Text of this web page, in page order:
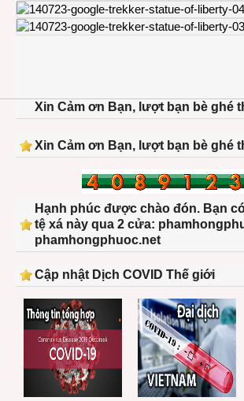
Xin Cảm ơn Bạn, lượt bạn bè ghé
Xin Cảm ơn Bạn, lượt bạn bè ghé
Hạnh phúc được chào đón. Bạn
tệ xá này qua 2 cửa:
phamhongphuoc.net
Cập nhật Dịch COVID Thế giới